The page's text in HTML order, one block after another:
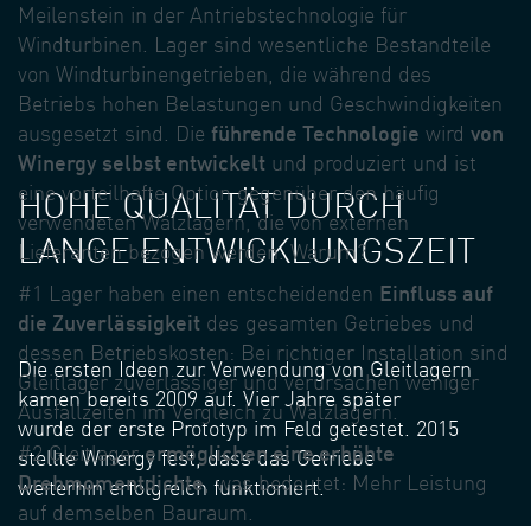
Meilenstein in der Antriebstechnologie für
Windturbinen. Lager sind wesentliche Bestandteile
von Windturbinengetrieben, die während des
Betriebs hohen Belastungen und Geschwindigkeiten
ausgesetzt sind. Die führende Technologie wird von
Winergy selbst entwickelt und produziert und ist
eine vorteilhafte Option gegenüber den häufig
verwendeten Wälzlagern, die von externen
Lieferanten bezogen werden. Warum?
#1 Lager haben einen entscheidenden Einfluss auf
die Zuverlässigkeit des gesamten Getriebes und
dessen Betriebskosten: Bei richtiger Installation sind
Gleitlager zuverlässiger und verursachen weniger
Ausfallzeiten im Vergleich zu Wälzlagern.
#2 Gleitlagerermöglichen eine erhöhte
Drehmomentdichte, was bedeutet: Mehr Leistung
auf demselben Bauraum.
HOHE QUALITÄT DURCH
LANGE ENTWICKLUNGSZEIT
Die ersten Ideen zur Verwendung von Gleitlagern
kamen bereits 2009 auf. Vier Jahre später
wurde der erste Prototyp im Feld getestet. 2015
stellte Winergy fest, dass das Getriebe
weiterhin erfolgreich funktioniert.